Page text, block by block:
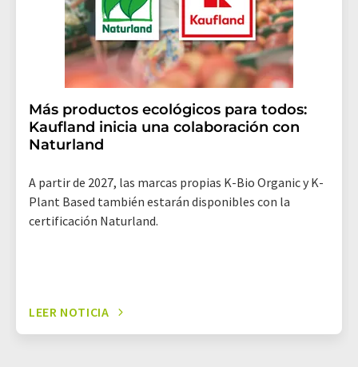
Más productos ecológicos para todos:
Kaufland inicia una colaboración con
Naturland
A partir de 2027, las marcas propias K-Bio Organic y K-
Plant Based también estarán disponibles con la
certificación Naturland.
LEER NOTICIA